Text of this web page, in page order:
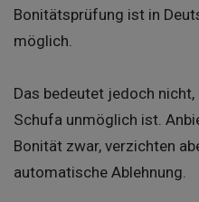
Bonitätsprüfung ist in
möglich.
Das bedeutet jedoch
Schufa unmöglich ist.
Bonität zwar, verzichten
automatische Ablehnung.